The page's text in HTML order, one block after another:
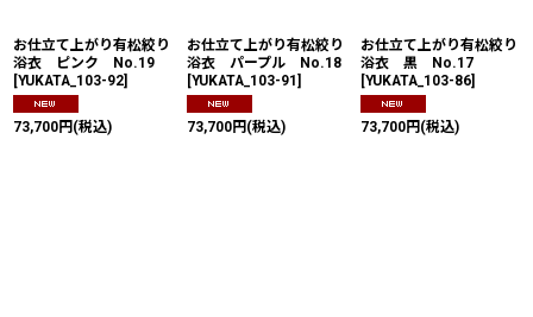
お仕立て上がり有松絞り
浴衣 ピンク No.19
[YUKATA_103-92]
73,700円 (税込)
お仕立て上がり有松絞り
浴衣 パープル No.18
[YUKATA_103-91]
73,700円 (税込)
お仕立て上がり有松絞り
浴衣 黒 No.17
[YUKATA_103-86]
73,700円 (税込)